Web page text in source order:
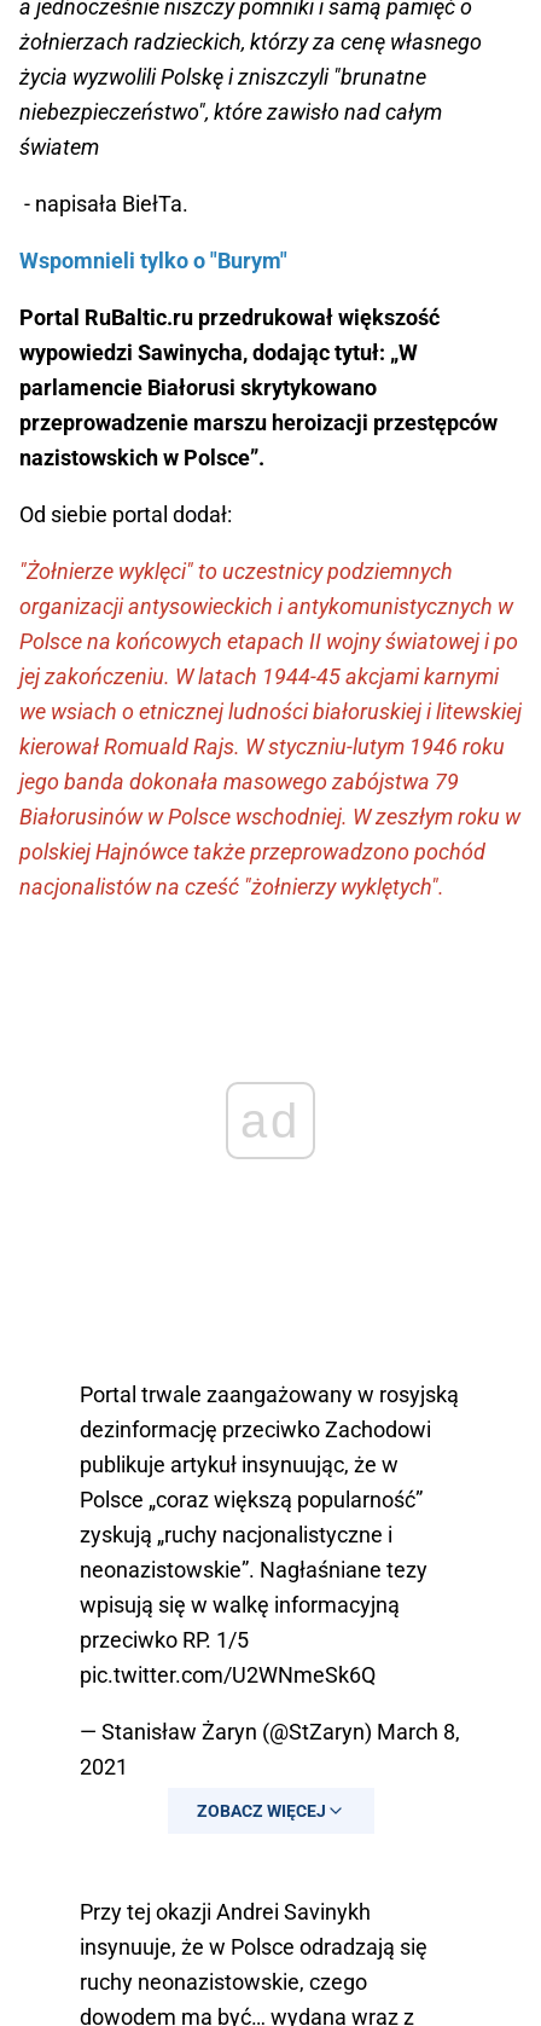
a jednocześnie niszczy pomniki i samą pamięć o
żołnierzach radzieckich, którzy za cenę własnego
życia wyzwolili Polskę i zniszczyli "brunatne
niebezpieczeństwo", które zawisło nad całym
światem
- napisała BiełTa.
Wspomnieli tylko o "Burym"
Portal RuBaltic.ru przedrukował większość
wypowiedzi Sawinycha, dodając tytuł: „W
parlamencie Białorusi skrytykowano
przeprowadzenie marszu heroizacji przestępców
nazistowskich w Polsce”.
Od siebie portal dodał:
"Żołnierze wyklęci" to uczestnicy podziemnych
organizacji antysowieckich i antykomunistycznych w
Polsce na końcowych etapach II wojny światowej i po
jej zakończeniu. W latach 1944-45 akcjami karnymi
we wsiach o etnicznej ludności białoruskiej i litewskiej
kierował Romuald Rajs. W styczniu-lutym 1946 roku
jego banda dokonała masowego zabójstwa 79
Białorusinów w Polsce wschodniej. W zeszłym roku w
polskiej Hajnówce także przeprowadzono pochód
nacjonalistów na cześć "żołnierzy wyklętych".
ad
Portal trwale zaangażowany w rosyjską
dezinformację przeciwko Zachodowi
publikuje artykuł insynuując, że w
Polsce „coraz większą popularność”
zyskują „ruchy nacjonalistyczne i
neonazistowskie”. Nagłaśniane tezy
wpisują się w walkę informacyjną
przeciwko RP. 1/5
pic.twitter.com/U2WNmeSk6Q
— Stanisław Żaryn (@StZaryn) March 8,
2021
ZOBACZ WIĘCEJ
Przy tej okazji Andrei Savinykh
insynuuje, że w Polsce odradzają się
ruchy neonazistowskie, czego
dowodem ma być… wydana wraz z